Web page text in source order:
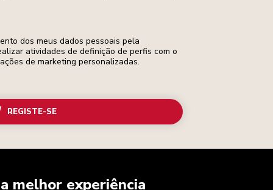
dos meus dados pessoais pela
atividades de definição de perfis com o
de marketing personalizadas.
REGISTE-SE
melhor experiência